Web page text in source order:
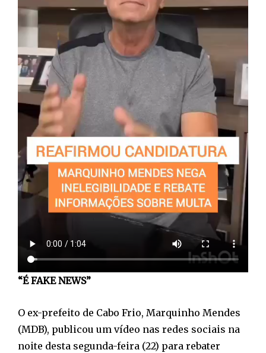
“É FAKE NEWS”
O ex-prefeito de Cabo Frio, Marquinho Mendes
(MDB), publicou um vídeo nas redes sociais na
noite desta segunda-feira (22) para rebater